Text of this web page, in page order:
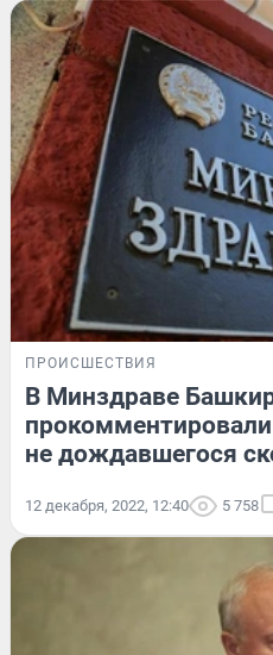
ПРОИСШЕСТВИЯ
В Минздраве
не дождавшегося
12 декабря, 2022, 12:40 5 758